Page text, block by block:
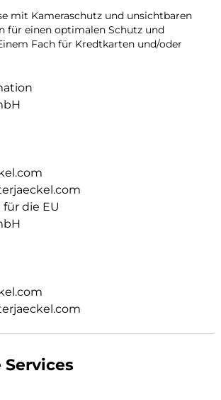
mit Kameraschutz und unsichtbaren
für einen optimalen Schutz und
Fach für Kredtkarten und/oder
die EU